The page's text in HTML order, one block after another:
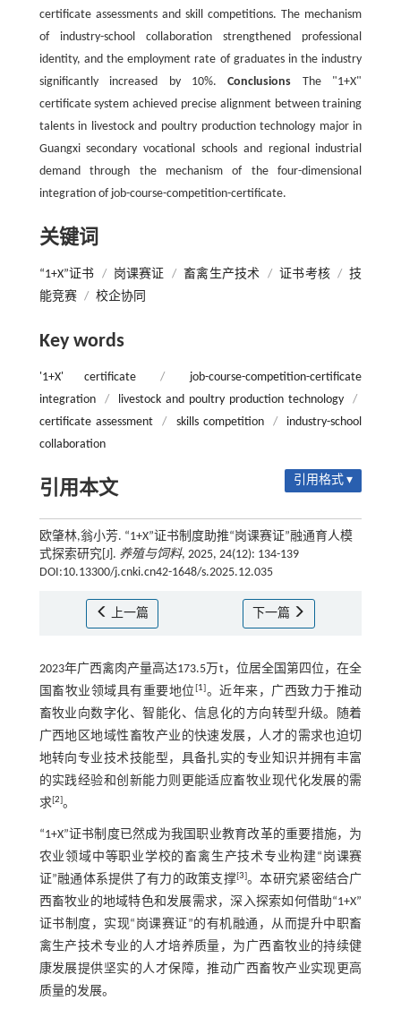
certificate assessments and skill competitions. The mechanism
of industry-school collaboration strengthened professional
identity, and the employment rate of graduates in the industry
significantly increased by 10%.Conclusions The "1+X"
certificate system achieved precise alignment between training
talents in livestock and poultry production technology major in
Guangxi secondary vocational schools and regional industrial
demand through the mechanism of the four-dimensional
integration of job-course-competition-certificate.
关键词
“1+X”证书 / 岗课赛证 / 畜禽生产技术 / 证书考核 / 技
能竞赛 / 校企协同
Key words
'1+X' certificate /
job-course-competition-certificate
integration
/ livestock and poultry production technology
/
certificate assessment
/ skills competition /
industry-school
collaboration
引用本文 引用格式 ▾
欧肇林,翁小芳. “1+X”证书制度助推“岗课赛证”融通育人模
式探索研究[J]. 养殖与饲料, 2025, 24(12): 134-139
DOI:10.13300/j.cnki.cn42-1648/s.2025.12.035
上一篇 下一篇
2023年广西禽肉产量高达173.5万t，位居全国第四位，在全
国畜牧业领域具有重要地位[1]。近年来，广西致力于推动
畜牧业向数字化、智能化、信息化的方向转型升级。随着
广西地区地域性畜牧产业的快速发展，人才的需求也迫切
地转向专业技术技能型，具备扎实的专业知识并拥有丰富
的实践经验和创新能力则更能适应畜牧业现代化发展的需
求[2]。
“1+X”证书制度已然成为我国职业教育改革的重要措施，为
农业领域中等职业学校的畜禽生产技术专业构建“岗课赛
证”融通体系提供了有力的政策支撑[3]。本研究紧密结合广
西畜牧业的地域特色和发展需求，深入探索如何借助“1+X”
证书制度，实现“岗课赛证”的有机融通，从而提升中职畜
禽生产技术专业的人才培养质量，为广西畜牧业的持续健
康发展提供坚实的人才保障，推动广西畜牧产业实现更高
质量的发展。